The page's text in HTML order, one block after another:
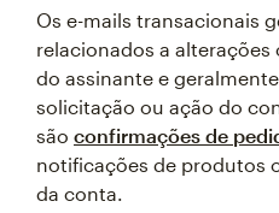
Os e-mails transacionais
relacionados a
do assinante e
solicitação ou ação do
são confirmações de
notificações de produtos
da conta.